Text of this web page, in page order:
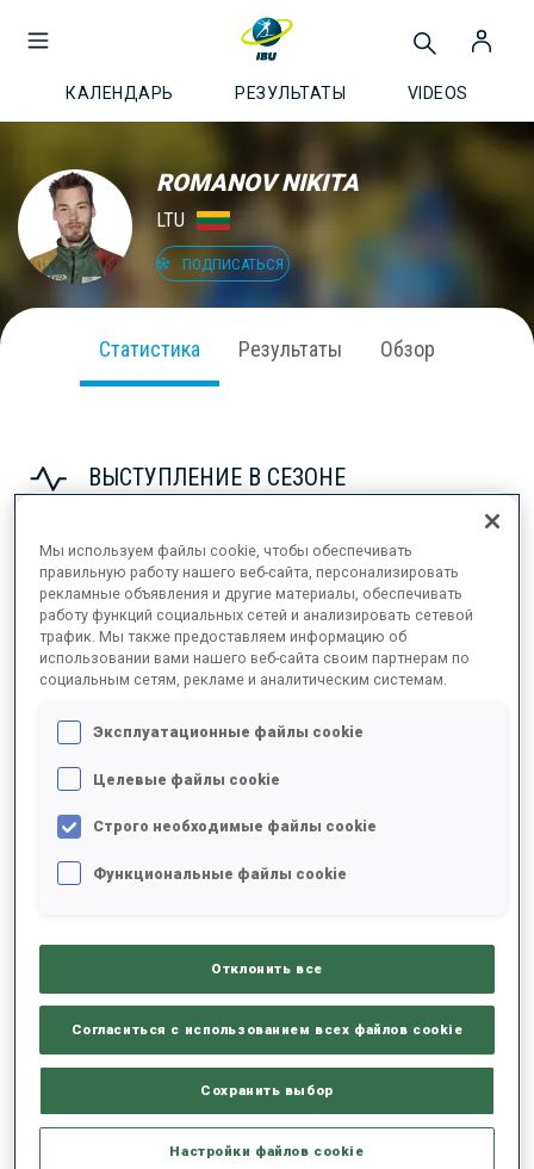
КАЛЕНДАРЬ РЕЗУЛЬТАТЫ VIDEOS
ROMANOV NIKITA
LTU
ПОДПИСАТЬСЯ
Статистика Результаты Обзор
ВЫСТУПЛЕНИЕ В СЕЗОНЕ
2022/2023
ЛЫЖНЫЙ ХОД - ОТСТАВАНИЕ ОТ ЛИДЕРА
СТРЕЛЬБА ЛЕЖА
РЕЗУЛЬТАТЫ - ТЕНДЕНЦИЯ
Мы используем файлы cookie, чтобы обеспечивать
правильную работу нашего веб-сайта, персонализировать
рекламные объявления и другие материалы, обеспечивать
работу функций социальных сетей и анализировать сетевой
трафик. Мы также предоставляем информацию об
использовании вами нашего веб-сайта своим партнерам по
социальным сетям, рекламе и аналитическим системам.
Эксплуатационные файлы cookie
Целевые файлы cookie
Строго необходимые файлы cookie
Функциональные файлы cookie
Отклонить все
Согласиться с использованием всех файлов cookie
Сохранить выбор
Настройки файлов cookie